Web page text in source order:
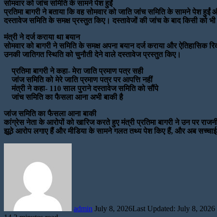
सोमवार को जांच समिति के सामने पेश हुईं
प्रतिमा बागरी ने बताया कि वह सोमवार को जाति जांच समिति के सामने
दस्तावेज समिति के समक्ष प्रस्तुत किए। दस्तावेजों की जांच के बाद किसी को
मंत्री ने दर्ज कराया था बयान
सोमवार को बागरी ने समिति के समक्ष अपना बयान दर्ज कराया और
उनकी जातिगत स्थिति को चुनौती देने वाले दस्तावेज प्रस्तुत किए।
प्रतिमा बागरी ने कहा- मेरा जाति प्रमाण पत्र सही
जांज समिति को मेरे जाति प्रमाण पत्र पर आपत्ति नहीं
मंत्री ने कहा- 110 साल पुराने दस्तावेज समिति को सौंपे
जांच समिति का फैसला आना अभी बाकी है
जांज समिति का फैसला आना बाकी
कांग्रेस नेता के आरोपों को खारिज करते हुए मंत्री प्रतिमा बागरी ने उन पर
झूठे आरोप लगाए हैं और मीडिया के सामने गलत तथ्य पेश किए हैं, और अब सच्चाई
admin July 8, 2026Last Updated: July 8, 2026